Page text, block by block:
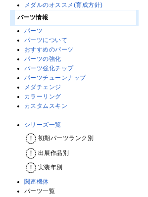
メダルのオススメ(育成方針)
パーツ情報
パーツ
パーツについて
おすすめのパーツ
パーツの強化
パーツ強化チップ
パーツチューンナップ
メダチェンジ
カラーリング
カスタムスキン
シリーズ一覧
初期パーツランク別
出展作品別
実装年別
関連機体
パーツ一覧